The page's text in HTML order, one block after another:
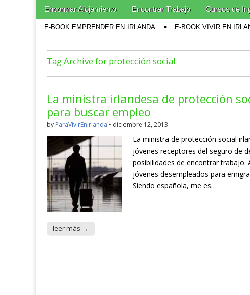
Main menu
Skip to content
Encontrar Alojamiento Encontrar Trabajo Cursos de
E-BOOK EMPRENDER EN IRLANDA E-BOOK VIVIR EN
Tag Archive for protección social
La ministra irlandesa de protección
para buscar empleo
by ParaVivirEnIrlanda • diciembre 12, 2013
La ministra de protección social
jóvenes receptores del seguro de
posibilidades de encontrar trabajo.
jóvenes desempleados para
Siendo española, me es…
leer más →